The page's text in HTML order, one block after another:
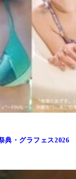
典・グラフェス2026